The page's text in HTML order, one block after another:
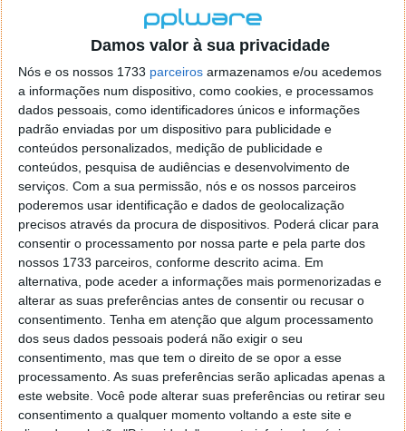
Damos valor à sua privacidade
Nós e os nossos 1733 parceiros armazenamos e/ou acedemos
a informações num dispositivo, como cookies, e processamos
dados pessoais, como identificadores únicos e informações
padrão enviadas por um dispositivo para publicidade e
conteúdos personalizados, medição de publicidade e
conteúdos, pesquisa de audiências e desenvolvimento de
serviços. Com a sua permissão, nós e os nossos parceiros
poderemos usar identificação e dados de geolocalização
precisos através da procura de dispositivos. Poderá clicar para
consentir o processamento por nossa parte e pela parte dos
nossos 1733 parceiros, conforme descrito acima. Em
alternativa, pode aceder a informações mais pormenorizadas e
alterar as suas preferências antes de consentir ou recusar o
consentimento. Tenha em atenção que algum processamento
dos seus dados pessoais poderá não exigir o seu
consentimento, mas que tem o direito de se opor a esse
processamento. As suas preferências serão aplicadas apenas a
este website. Você pode alterar suas preferências ou retirar seu
consentimento a qualquer momento voltando a este site e
Ecrã de Privacidade será criado apenas com
software
Inicialmente, a Xiaomi confiará este sistema a
algoritmos de software. Esta estrutura poderá
oferecer uma experiência semelhante ao assistente
de sombreado inteligente que víamos nos antigos
telefones BlackBerry, que ilumina apenas a área em
que o utilizador está focado e escurece o resto do
ecrã. A decisão da Xiaomi de incorporar a
funcionalidade na interface HyperOS 4 cria vantagens
significativas para os utilizadores.